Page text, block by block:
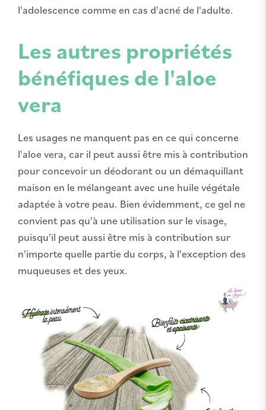
l'adolescence comme en cas d'acné de l'adulte.
Les autres propriétés
bénéfiques de l'aloe
vera
Les usages ne manquent pas en ce qui concerne
l'aloe vera, car il peut aussi être mis à contribution
pour concevoir un déodorant ou un démaquillant
maison en le mélangeant avec une huile végétale
adaptée à votre peau. Bien évidemment, ce gel ne
convient pas qu'à une utilisation sur le visage,
puisqu'il peut aussi être mis à contribution sur
n'importe quelle partie du corps, à l'exception des
muqueuses et des yeux.